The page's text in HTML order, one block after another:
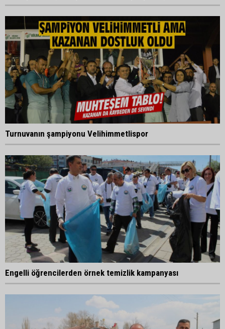
Turnuvanın şampiyonu Velihimmetlispor
Engelli öğrencilerden örnek temizlik kampanyası